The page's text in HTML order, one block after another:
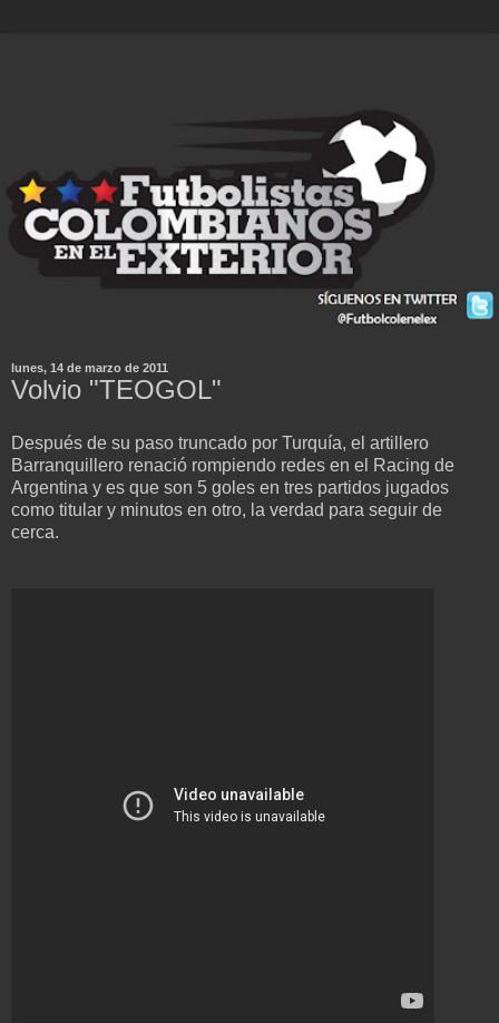
lunes, 14 de marzo de 2011
Volvio "TEOGOL"
Después de su paso truncado por Turquía, el artillero
Barranquillero renació rompiendo redes en el Racing de
Argentina y es que son 5 goles en tres partidos jugados
como titular y minutos en otro, la verdad para seguir de
cerca.